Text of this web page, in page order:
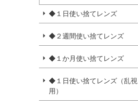
◆１日使い捨てレンズ
◆２週間使い捨てレンズ
◆１か月使い捨てレンズ
◆１日使い捨てレンズ（乱視
用）